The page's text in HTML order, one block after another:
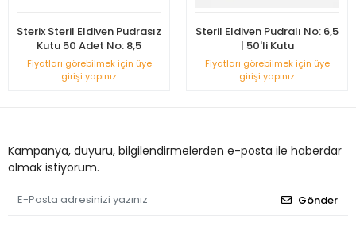
Sterix Steril Eldiven Pudrasız
Kutu 50 Adet No: 8,5
Fiyatları görebilmek için üye
girişi yapınız
Steril Eldiven Pudralı No: 6,5
| 50'li Kutu
Fiyatları görebilmek için üye
girişi yapınız
Kampanya, duyuru, bilgilendirmelerden e-posta ile haberdar
olmak istiyorum.
Gönder